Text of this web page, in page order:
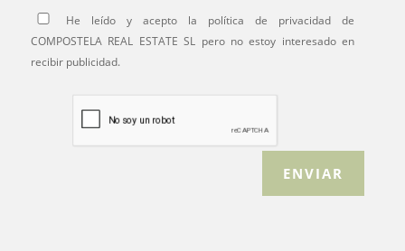
He leído y acepto la política de privacidad de
COMPOSTELA REAL ESTATE SL pero no estoy interesado en
recibir publicidad.
ENVIAR